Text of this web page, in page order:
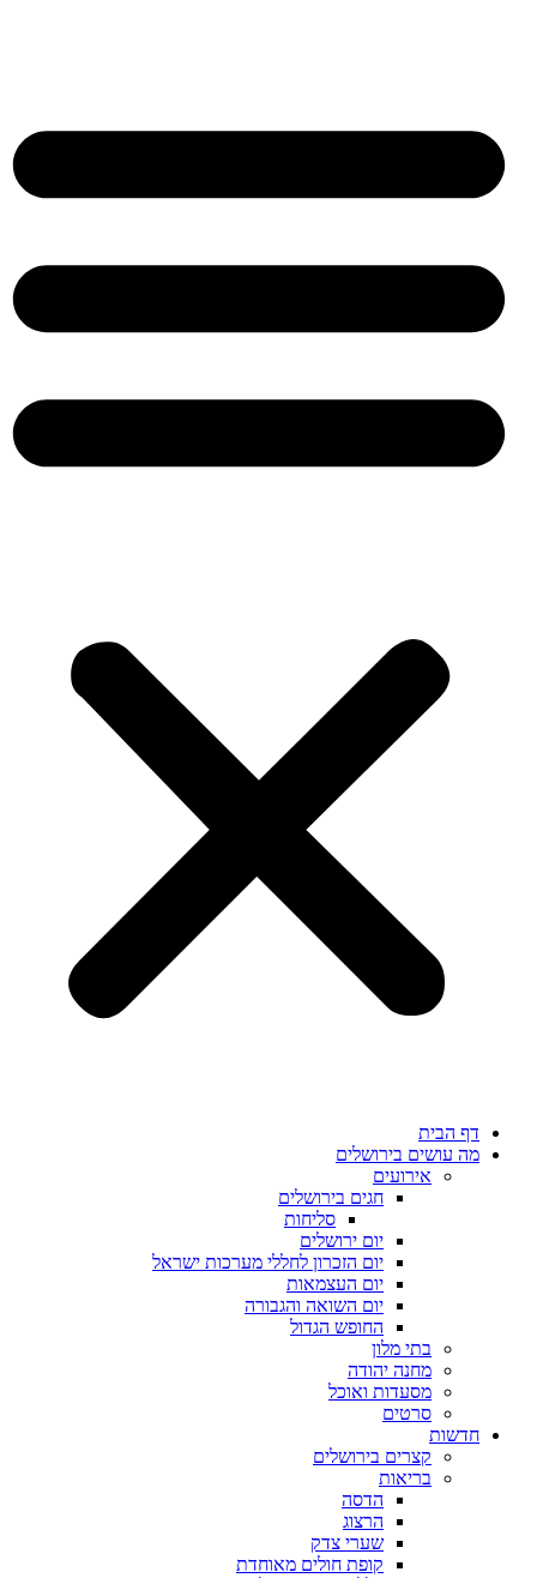
דף הבית
מה עושים בירושלים
אירועים
חגים בירושלים
סליחות
יום ירושלים
יום הזכרון לחללי מערכות ישראל
יום העצמאות
יום השואה והגבורה
החופש הגדול
בתי מלון
מחנה יהודה
מסעדות ואוכל
סרטים
חדשות
קצרים בירושלים
בריאות
הדסה
הרצוג
שערי צדק
קופת חולים מאוחדת